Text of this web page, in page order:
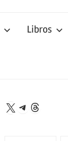
Libros
X Telegram
Threads